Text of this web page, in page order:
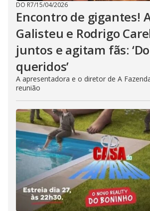
DO R7/15/04/2026
Encontro de gigantes!
Galisteu e Rodrigo
juntos e agitam fãs:
queridos’
A apresentadora e o diretor de A
reunião